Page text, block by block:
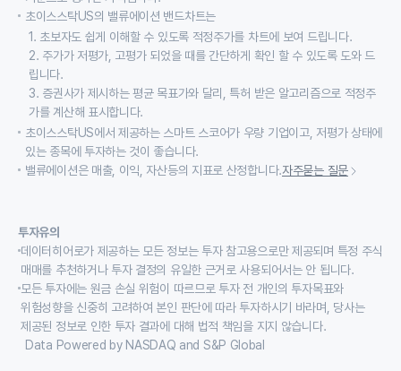
초이스스탁US의 밸류에이션 밴드차트는
1. 초보자도 쉽게 이해할 수 있도록 적정주가를 차트에 보여 드립니다.
2. 주가가 저평가, 고평가 되었을 때를 간단하게 확인 할 수 있도록 도와 드
립니다.
3. 증권사가 제시하는 평균 목표가와 달리, 특허 받은 알고리즘으로 적정주
가를 계산해 표시합니다.
초이스스탁US에서 제공하는 스마트 스코어가 우량 기업이고, 저평가 상태에
있는 종목에 투자하는 것이 좋습니다.
밸류에이션은 매출, 이익, 자산등의 지표로 산정합니다.자주묻는 질문
투자유의
데이터히어로가 제공하는 모든 정보는 투자 참고용으로만 제공되며 특정 주식
매매를 추천하거나 투자 결정의 유일한 근거로 사용되어서는 안 됩니다.
모든 투자에는 원금 손실 위험이 따르므로 투자 전 개인의 투자목표와
위험성향을 신중히 고려하여 본인 판단에 따라 투자하시기 바라며, 당사는
제공된 정보로 인한 투자 결과에 대해 법적 책임을 지지 않습니다.
Data Powered by NASDAQ and S&P Global